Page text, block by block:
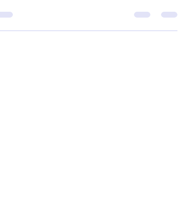
"הילד הזה" שנמצא בכל גן | כיתה...